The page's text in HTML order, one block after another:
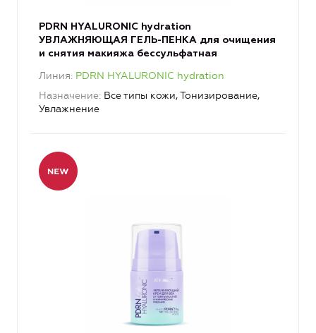
PDRN HYALURONIC hydration
УВЛАЖНЯЮЩАЯ ГЕЛЬ-ПЕНКА для очищения
и снятия макияжа бессульфатная
Линия PDRN HYALURONIC hydration
Назначение Все типы кожи, Тонизирование,
Увлажнение